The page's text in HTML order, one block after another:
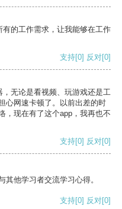
的工作需求，让我能够在工作
支持[0] 反对[0]
无论是看视频、玩游戏还是工
心网速卡顿了。以前出差的时
，现在有了这个app，我再也不
支持[0] 反对[0]
他学习者交流学习心得。
支持[0] 反对[0]